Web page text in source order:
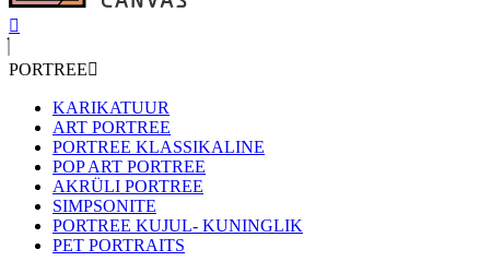
PORTREE
KARIKATUUR
ART PORTREE
PORTREE KLASSIKALINE
POP ART PORTREE
AKRÜLI PORTREE
SIMPSONITE
PORTREE KUJUL- KUNINGLIK
PET PORTRAITS